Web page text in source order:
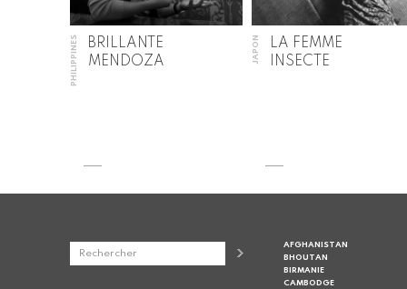
PHILIPPINES
BRILLANTE
MENDOZA
JAPON
LA FEMME
INSECTE
AFGHANISTAN
BHOUTAN
BIRMANIE
CAMBODGE